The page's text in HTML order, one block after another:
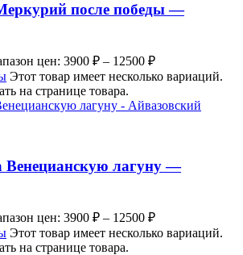
после победы —
цен: 3900 ₽ – 12500 ₽
Этот товар имеет несколько вариаций.
на странице товара.
Венецианскую лагуну —
цен: 3900 ₽ – 12500 ₽
Этот товар имеет несколько вариаций.
на странице товара.